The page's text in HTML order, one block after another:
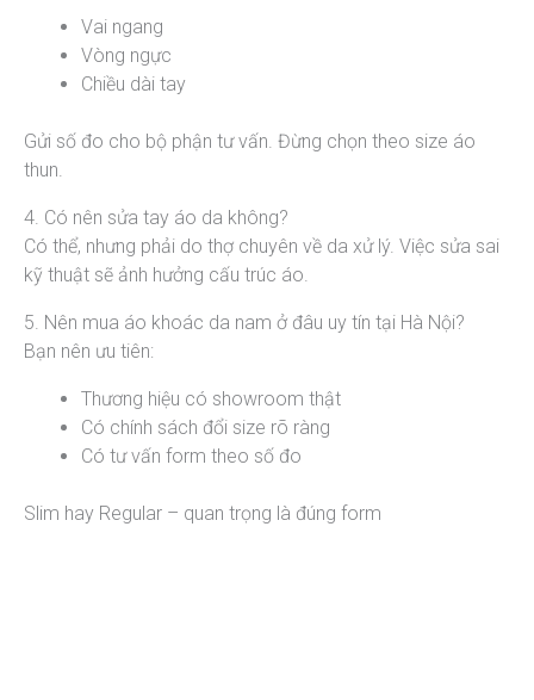
Vai ngang
Vòng ngực
Chiều dài tay
Gửi số đo cho bộ phận tư vấn. Đừng chọn theo size áo
thun.
4. Có nên sửa tay áo da không?
Có thể, nhưng phải do thợ chuyên về da xử lý. Việc sửa sai
kỹ thuật sẽ ảnh hưởng cấu trúc áo.
5. Nên mua áo khoác da nam ở đâu uy tín tại Hà Nội?
Bạn nên ưu tiên:
Thương hiệu có showroom thật
Có chính sách đổi size rõ ràng
Có tư vấn form theo số đo
Slim hay Regular – quan trọng là đúng form